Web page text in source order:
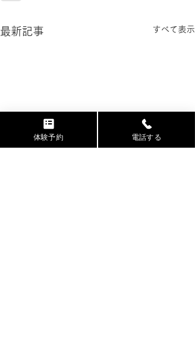
最新記事 すべて表示
体験予約 電話する